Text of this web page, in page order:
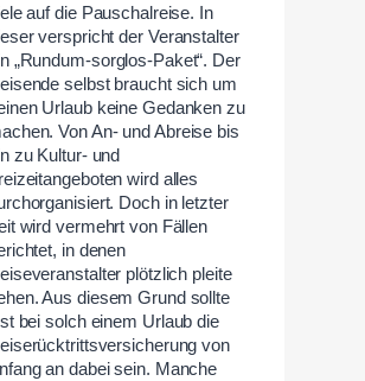
auf die Pauschalreise. In
verspricht der Veranstalter
„Rundum-sorglos-Paket“. Der
selbst braucht sich um
Urlaub keine Gedanken zu
Von An- und Abreise bis
zu Kultur- und
wird alles
Doch in letzter
wird vermehrt von Fällen
in denen
plötzlich pleite
Aus diesem Grund sollte
bei solch einem Urlaub die
von
an dabei sein. Manche